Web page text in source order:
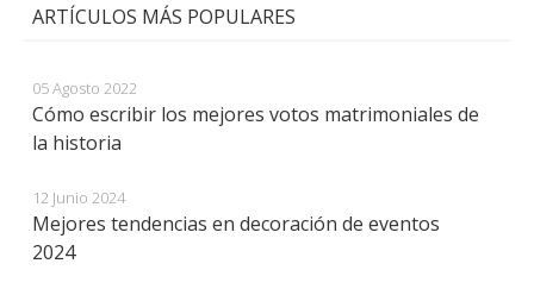
ARTÍCULOS MÁS POPULARES
05 Agosto 2022
Cómo escribir los mejores votos matrimoniales de
la historia
12 Junio 2024
Mejores tendencias en decoración de eventos
2024